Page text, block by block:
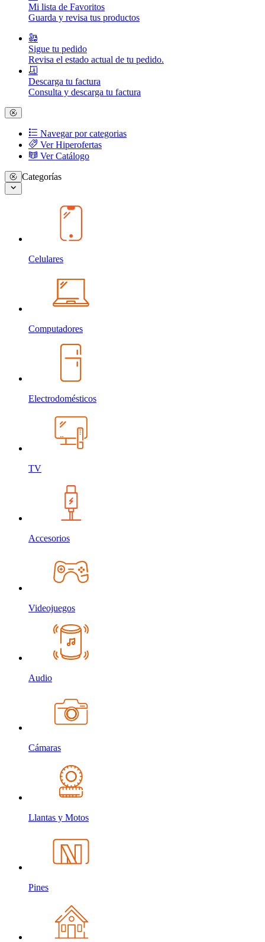
Mi lista de Favoritos
Guarda y revisa tus productos
Sigue tu pedido
Revisa el estado actual de tu pedido.
Descarga tu factura
Consulta y descarga tu factura
Navegar por categorias
Ver Hiperofertas
Ver Catálogo
Categorías
Celulares
Computadores
Electrodomésticos
TV
Accesorios
Videojuegos
Audio
Cámaras
Llantas y Motos
Pines